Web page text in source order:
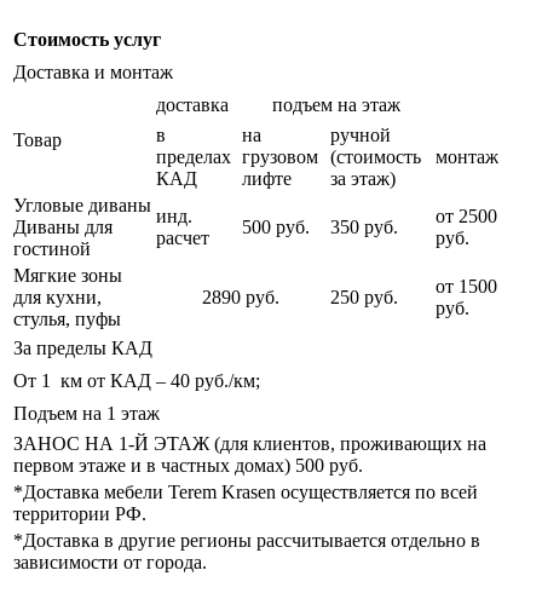
Стоимость услуг
Доставка и монтаж
Товар
доставка
подъем на этаж
в
пределах
КАД
на
грузовом
лифте
ручной
(стоимость
за этаж)
монтаж
Угловые диваны
Диваны для
гостиной
инд.
расчет
500 руб. 350 руб.
от 2500
руб.
Мягкие зоны
для кухни,
стулья, пуфы
2890 руб. 250 руб.
от 1500
руб.
За пределы КАД
От 1 км от КАД – 40 руб./км;
Подъем на 1 этаж
ЗАНОС НА 1-Й ЭТАЖ (для клиентов, проживающих на
первом этаже и в частных домах) 500 руб.
*Доставка мебели Terem Krasen осуществляется по всей
территории РФ.
*Доставка в другие регионы рассчитывается отдельно в
зависимости от города.